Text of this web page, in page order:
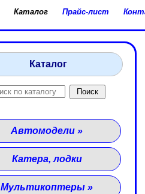
Каталог Прайс-лист
Каталог
Автомодели »
Катера, лодки
Мультикоптеры »